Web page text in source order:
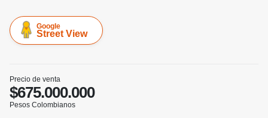
Google
Street View
Precio de venta
$675.000.000
Pesos Colombianos